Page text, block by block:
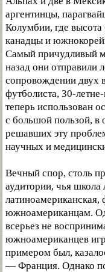
аргентинцы,
Колумбии, где
канадцы и
Самый причудливый
назад они отправили
сопровождении двух
футболиста, 30-
теперь использован
с большой пользой, в
решавших эту
научных и
Вечный спор, столь
аудитории, чья
латиноамериканская,
южноамериканцам.
всерьез не
южноамериканцев
примером был,
— Франция. Однако